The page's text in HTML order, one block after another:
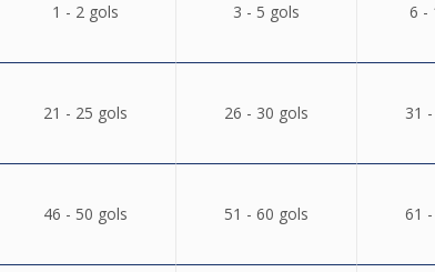
1 - 2 gols 3 - 5 gols 6 -
21 - 25 gols 26 - 30 gols 31
46 - 50 gols 51 - 60 gols 61